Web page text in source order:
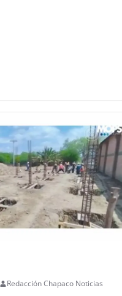
Redacción Chapaco Noticias